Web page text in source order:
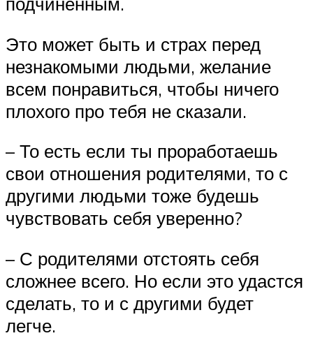
Это может быть и страх перед
незнакомыми людьми, желание
всем понравиться, чтобы ничего
плохого про тебя не сказали.
– То есть если ты проработаешь
свои отношения родителями, то с
другими людьми тоже будешь
чувствовать себя уверенно?
– С родителями отстоять себя
сложнее всего. Но если это удастся
сделать, то и с другими будет
легче.